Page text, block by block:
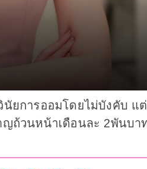
นัยการออมโดยไม่บังคับ แต่
ญถ้วนหน้าเดือนละ 2พันบา